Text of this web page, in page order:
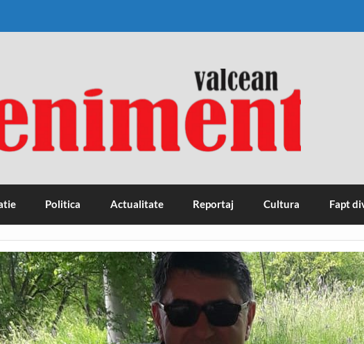
Politica Actualitate Reportaj Cultura Fapt